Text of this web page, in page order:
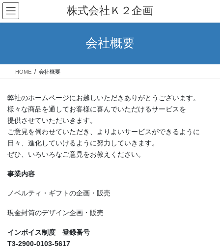
コ
ン
テ
ス
ナ
ビ
ゲ
ン
株式会社Ｋ２企画
会社概要
HOME 会社概要
弊社のホームページにお越しいただきありがとうございます。
様々な商品を通してお客様に喜んでいただけるサービスを
提供させていただいきます。
ご意見を伺わせていただき、よりよいサービスができるように
日々、進化していけるように努力していきます。
ぜひ、いろいろなご意見をお教えください。
事業内容
ノベルティ・ギフトの企画・販売
現金封筒のデザイン企画・販売
インボイス制度 登録番号
T3-2900-0103-5617